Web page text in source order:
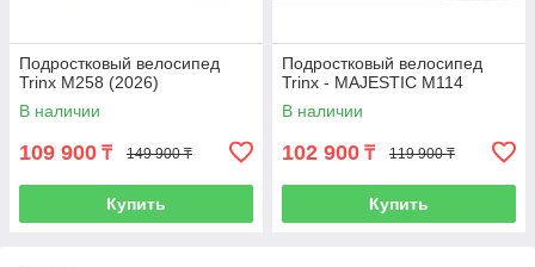
Подростковый велосипед
Trinx M258 (2026)
В наличии
109 900 ₸ 149 900 ₸
Купить
Подростковый велосипед
Trinx - MAJESTIC M114
В наличии
102 900 ₸ 119 900 ₸
Купить